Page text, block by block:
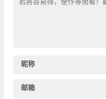
昵称
邮箱